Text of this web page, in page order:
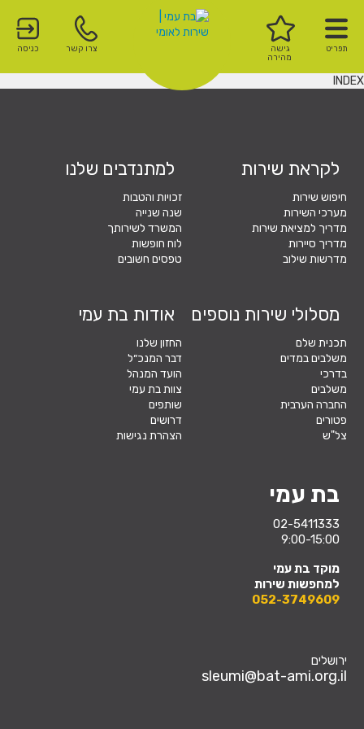
תפריט צרו קשר
גישה
מהירה
כניסה
INDEX
בת עמי
02-5411333
9:00-15:00
מוקד בת עמי
למחפשות שירות
052-3749609
לקראת שירות
חיפוש שירות
מערכי השירות
מדריך למציאת שירות
מדריך סיירות
מדרשות שילוב
למתנדבים שלנו
זכויות והטבות
שנה שנייה
המשרד לשירותך
לוח חופשות
טפסים חשובים
מסלולי שירות נוספים
תכנית שלם
משלבים במדים
בדרכי
משלבים
החברה הערבית
פטורים
צל"ש
אודות בת עמי
החזון שלנו
דבר המנכ״ל
הועד המנהל
צוות בת עמי
שותפים
דרושים
הצהרת נגישות
ירושלים
sleumi@bat-ami.org.il